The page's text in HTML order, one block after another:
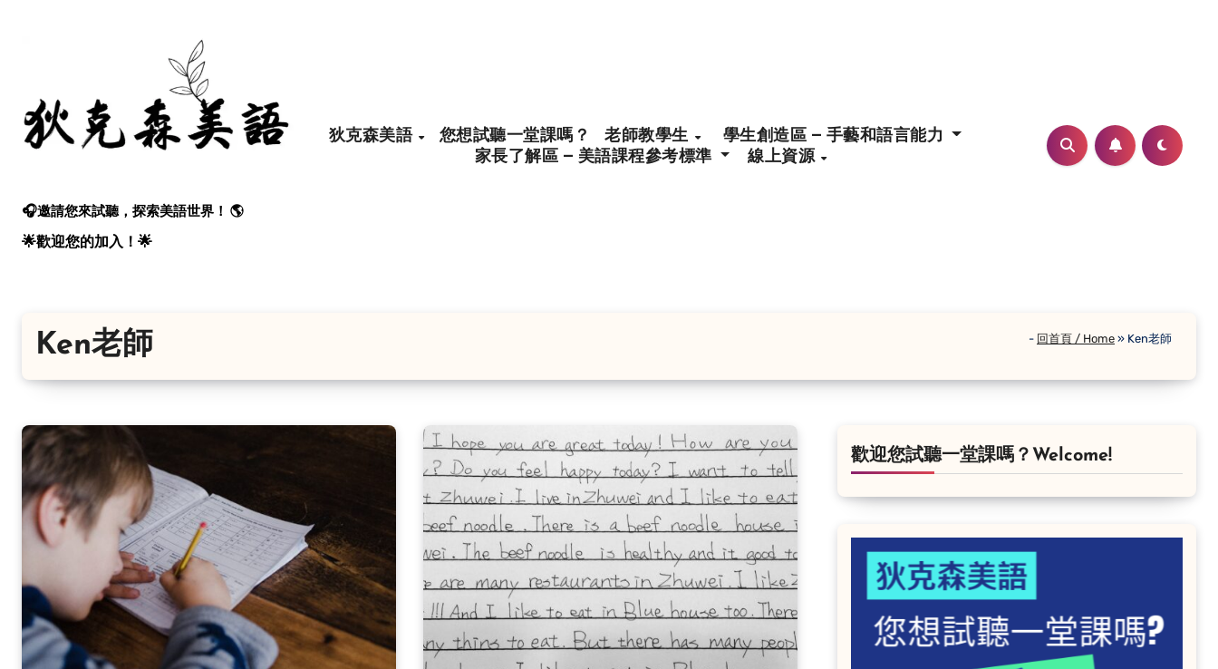
🎧邀請您來試聽，探索美語世界！ 🌎
🌟歡迎您的加入！🌟
狄克森美語 您想試聽一堂課嗎？ 老師教學生
學生創造區 – 手藝和語言能力
家長了解區 – 美語課程參考標準
線上資源
Ken老師 - 回首頁 / Home » Ken老師
歡迎您試聽一堂課嗎？Welcome!